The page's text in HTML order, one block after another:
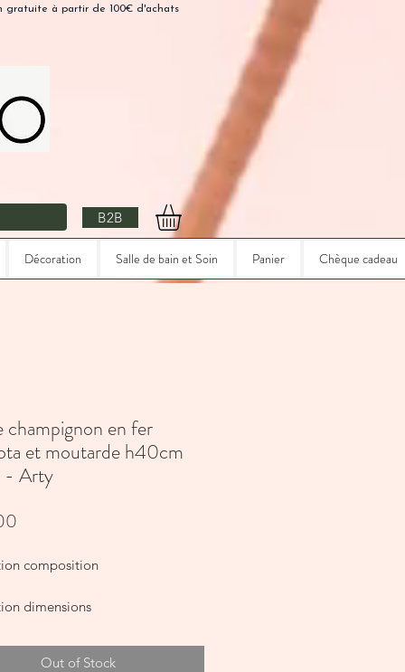
gratuite à partir de 100€ d'achats
B2B
Décoration Salle de bain et Soin Panier Chèque cadeau
champignon en fer
et moutarde h40cm
- Arty
composition
dimensions
Out of Stock